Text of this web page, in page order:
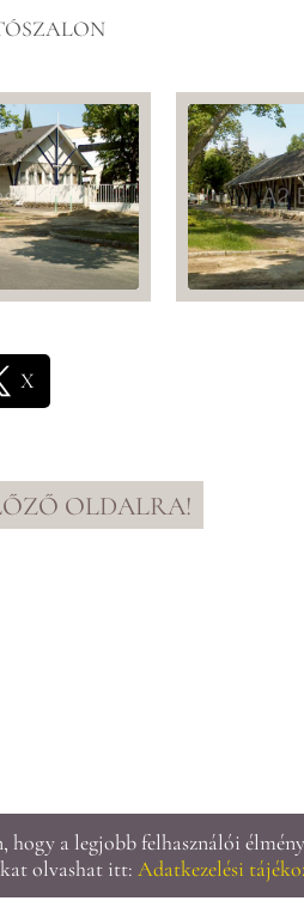
X
OLDALRA!
lAdatkezelési tájékoztató
a legjobb felhasználói
olvashat itt: Adatkezelési